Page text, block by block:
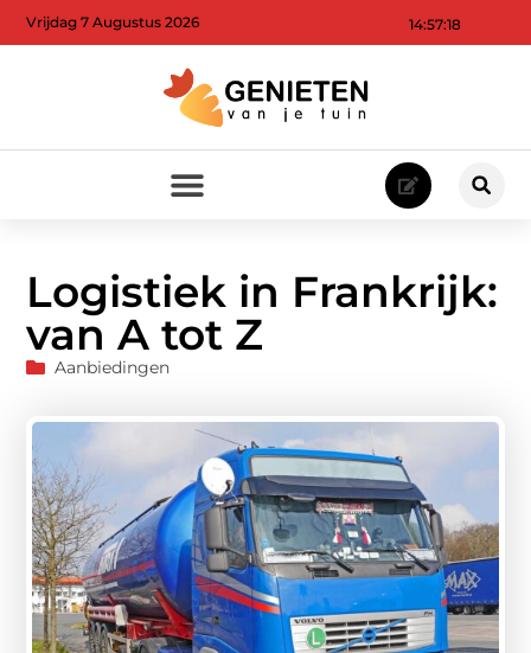
14:57:20
Vrijdag 7 Augustus 2026
Logistiek in Frankrijk:
van A tot Z
Aanbiedingen